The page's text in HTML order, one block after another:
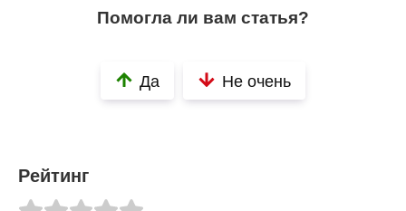
Помогла ли вам статья?
Да Не очень
Рейтинг